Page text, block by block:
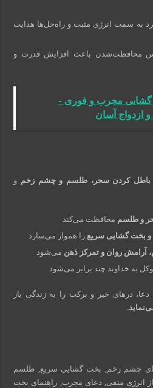
به سمت انرژی مثبت و راه‌حل‌ها هدایت
محافظت‌شدن باعث افزایش قدرت و
مجرب و فوری -
ازدواج آسان
باطل کردن سحر، طلسم و چشم زخم و
و طلسم محافظت می‌کند
و بخت گشایی سریع را هموار می‌سازد
آرامش روان و تمرکز ذهن می‌شود
به خداوند چند برابر می‌شود
درهای خیر و برکت را به زندگی باز
.
چشم زخم, بخت گشایی سریع, طلسم
انرژی منفی, دعای مجرب, راهنمای بخت